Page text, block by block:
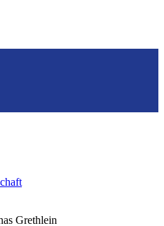
Grethlein